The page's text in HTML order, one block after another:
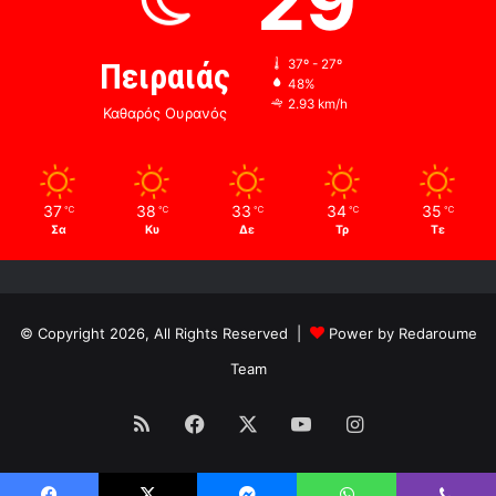
Πειραιάς
Καθαρός Ουρανός
37º - 27º
48%
2.93 km/h
37 ℃
Σα
38 ℃
Κυ
33 ℃
Δε
34 ℃
Τρ
35 ℃
Τε
© Copyright 2026, All Rights Reserved |
Power by Redaroume
Team
RSS Facebook YouTubeInstagram